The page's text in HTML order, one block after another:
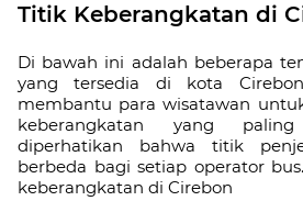
Titik Keberangkatan di
Di bawah ini adalah beberapa
yang tersedia di kota
membantu para wisatawan
keberangkatan yang
diperhatikan bahwa titik
berbeda bagi setiap operator
keberangkatan di Cirebon